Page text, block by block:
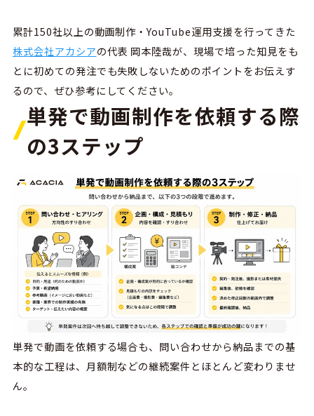
累計150社以上の動画制作・YouTube運用支援を行ってきた
株式会社アカシアの代表 岡本陸哉が、現場で培った知見をも
とに初めての発注でも失敗しないためのポイントをお伝えす
るので、ぜひ参考にしてください。
単発で動画制作を依頼する際
の3ステップ
単発で動画を依頼する場合も、問い合わせから納品までの基
本的な工程は、月額制などの継続案件とほとんど変わりませ
ん。